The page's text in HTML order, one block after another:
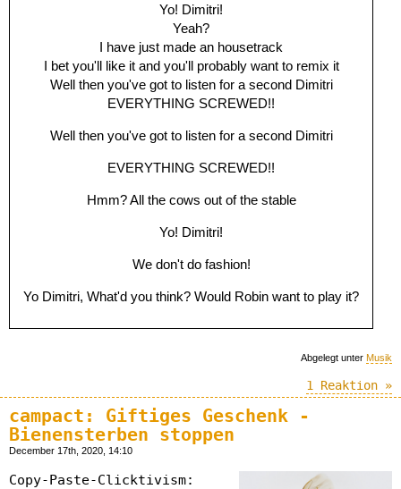
Yo! Dimitri!
Yeah?
I have just made an housetrack
I bet you'll like it and you'll probably want to remix it
Well then you've got to listen for a second Dimitri
EVERYTHING SCREWED!!
Well then you've got to listen for a second Dimitri
EVERYTHING SCREWED!!
Hmm? All the cows out of the stable
Yo! Dimitri!
We don't do fashion!
Yo Dimitri, What'd you think? Would Robin want to play it?
Abgelegt unter Musik
1 Reaktion »
campact: Giftiges Geschenk -
Bienensterben stoppen
December 17th, 2020, 14:10
Copy-Paste-Clicktivism: